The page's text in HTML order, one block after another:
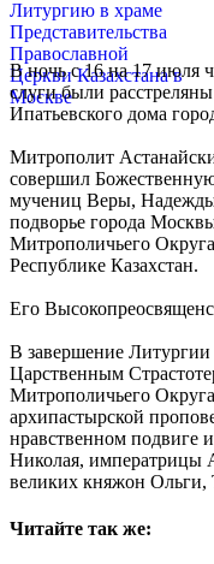
В ночь с 16 на 17 июля
слуги были
Ипатьевского дома
Митрополит
совершил
мучениц Веры,
подворье города
Митрополичьего
Республике Казахстан.
Его
В завершение Литургии
Царственным
Митрополичьего
архипастырской
нравственном подвиге
Николая, императрицы
великих княжон
Читайте так же: